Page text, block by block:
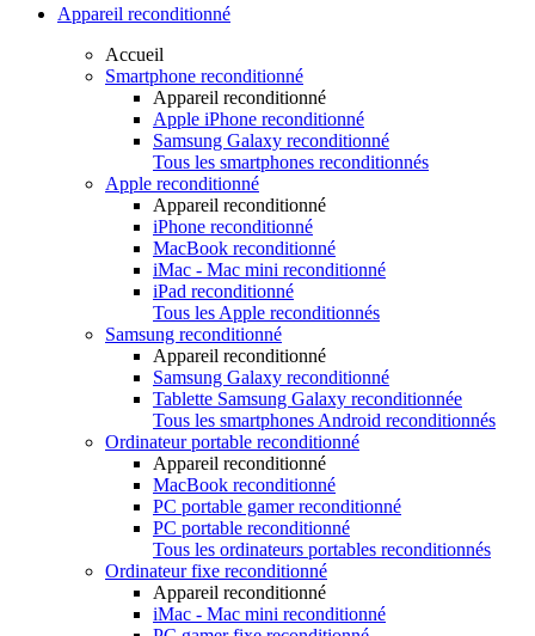
Appareil reconditionné
Accueil
Smartphone reconditionné
Appareil reconditionné
Apple iPhone reconditionné
Samsung Galaxy reconditionné
Tous les smartphones reconditionnés
Apple reconditionné
Appareil reconditionné
iPhone reconditionné
MacBook reconditionné
iMac - Mac mini reconditionné
iPad reconditionné
Tous les Apple reconditionnés
Samsung reconditionné
Appareil reconditionné
Samsung Galaxy reconditionné
Tablette Samsung Galaxy reconditionnée
Tous les smartphones Android reconditionnés
Ordinateur portable reconditionné
Appareil reconditionné
MacBook reconditionné
PC portable gamer reconditionné
PC portable reconditionné
Tous les ordinateurs portables reconditionnés
Ordinateur fixe reconditionné
Appareil reconditionné
iMac - Mac mini reconditionné